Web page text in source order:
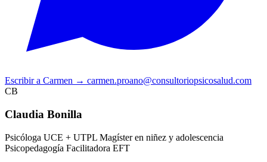
Escribir a Carmen → carmen.proano@consultoriopsicosalud.com
CB
Claudia Bonilla
Psicóloga UCE + UTPL Magíster en niñez y adolescencia
Psicopedagogía Facilitadora EFT